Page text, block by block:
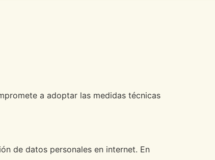
a adoptar las medidas técnicas
de datos personales en internet. En